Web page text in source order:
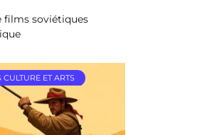
films soviétiques
ET ARTS